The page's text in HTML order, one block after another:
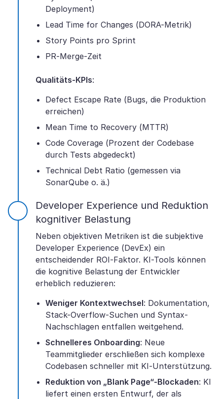
Deployment)
Lead Time for Changes (DORA-Metrik)
Story Points pro Sprint
PR-Merge-Zeit
Qualitäts-KPIs:
Defect Escape Rate (Bugs, die Produktion
erreichen)
Mean Time to Recovery (MTTR)
Code Coverage (Prozent der Codebase
durch Tests abgedeckt)
Technical Debt Ratio (gemessen via
SonarQube o. ä.)
Developer Experience und Reduktion
kognitiver Belastung
Neben objektiven Metriken ist die subjektive
Developer Experience (DevEx) ein
entscheidender ROI-Faktor. KI-Tools können
die kognitive Belastung der Entwickler
erheblich reduzieren:
Weniger Kontextwechsel: Dokumentation,
Stack-Overflow-Suchen und Syntax-
Nachschlagen entfallen weitgehend.
Schnelleres Onboarding: Neue
Teammitglieder erschließen sich komplexe
Codebasen schneller mit KI-Unterstützung.
Reduktion von „Blank Page“-Blockaden: KI
liefert einen ersten Entwurf, der als